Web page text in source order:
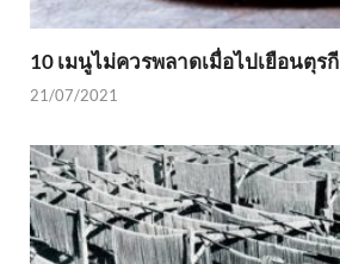
10 เมนูไม่ควรพลาดเมื่อไปเยือนตุรกี
21/07/2021